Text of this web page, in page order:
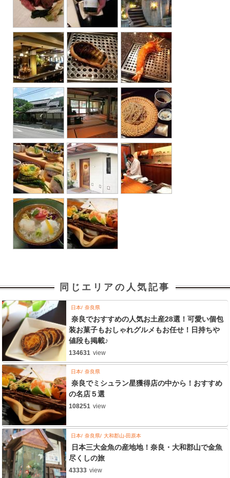
同じエリアの人気記事
日本 奈良県
奈良でおすすめの人気お土産28選！可愛い個包
装お菓子もおしゃれグルメもお任せ！日持ちや
値段も掲載♪
134631 view
日本 奈良県
奈良でミシュラン星獲得店の中から！おすすめ
の名店５選
108251 view
日本 奈良県 大和郡山-田原本
日本三大金魚の産地地！奈良・大和郡山で金魚
尽くしの旅
43333 view